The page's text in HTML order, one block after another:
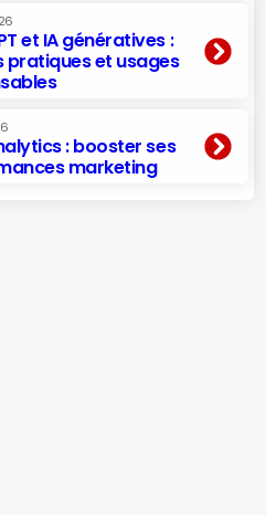
et IA génératives :
pratiques et usages
: booster ses
marketing